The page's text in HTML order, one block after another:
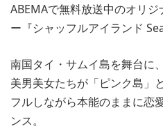
ABEMAで無料放送中のオリ
ー『シャッフルアイランド
南国タイ・サムイ島を舞台に
美男美女たちが「ピンク島」
フルしながら本能のままに恋
ンス。